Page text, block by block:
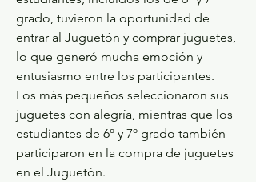
grado, tuvieron la oportunidad de
entrar al Juguetón y comprar juguetes,
lo que generó mucha emoción y
entusiasmo entre los participantes.
Los más pequeños seleccionaron sus
juguetes con alegría, mientras que los
estudiantes de 6º y 7º grado también
participaron en la compra de juguetes
en el Juguetón.